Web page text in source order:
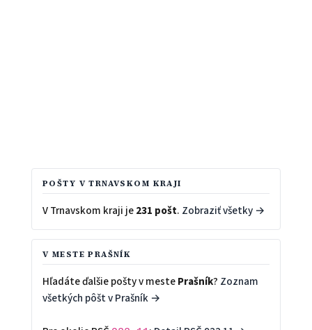
POŠTY V TRNAVSKOM KRAJI
V Trnavskom kraji je231 pošt. Zobraziť všetky →
V MESTE PRAŠNÍK
Hľadáte ďalšie pošty v mestePrašník? Zoznam
všetkých pôšt v Prašník →